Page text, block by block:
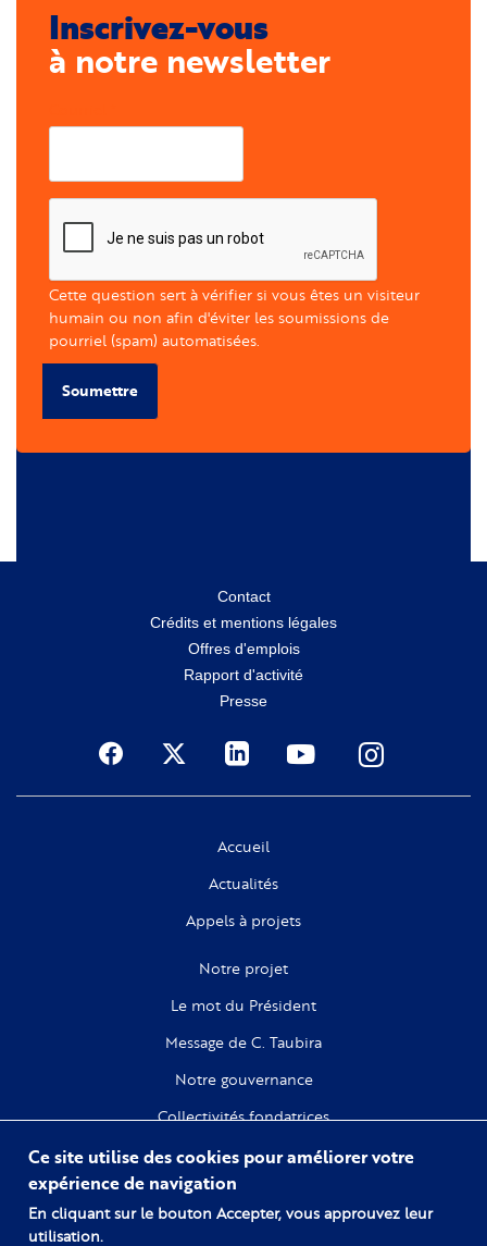
Inscrivez-vous
à notre newsletter
Cette question sert à vérifier si vous êtes un visiteur
humain ou non afin d'éviter les soumissions de
pourriel (spam) automatisées.
Soumettre
Contact
Crédits et mentions légales
Offres d'emplois
Rapport d'activité
Presse
Social
Accueil
Actualités
Appels à projets
Notre projet
Le mot du Président
Message de C. Taubira
Notre gouvernance
Collectivités fondatrices
Recherche
Ce site utilise des cookies pour améliorer votre
expérience de navigation
En cliquant sur le bouton Accepter, vous approuvez leur
utilisation.